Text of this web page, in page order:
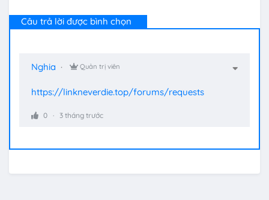
Câu trả lời được bình chọn
Nghia Quản trị viên
https://linkneverdie.top/forums/requests
0 3 tháng trước